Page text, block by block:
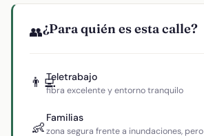
👥¿Para quién es esta calle?
👨‍💻Teletrabajo
fibra excelente y entorno tranquilo
👶
Familias
zona segura frente a inundaciones, pero